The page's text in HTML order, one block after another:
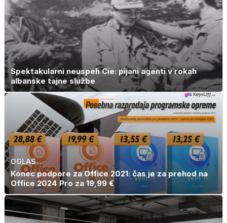
zbirke: raje imajo
denar kot
umetnine
Spektakularni neuspeh Cie: pijani agenti v rokah
albanske tajne službe
OGLAS
Konec podpore za Office 2021: čas je za prehod na
Office 2024 Pro za 19,99 €